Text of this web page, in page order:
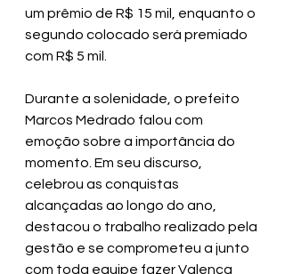
um prêmio de R$ 15 mil, enquanto o
segundo colocado será premiado
com R$ 5 mil.
Durante a solenidade, o prefeito
Marcos Medrado falou com
emoção sobre a importância do
momento. Em seu discurso,
celebrou as conquistas
alcançadas ao longo do ano,
destacou o trabalho realizado pela
gestão e se comprometeu a junto
com toda equipe fazer Valença